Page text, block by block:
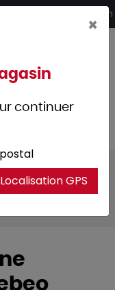
retrait 2h en magasin
×
continuer
Localisation GPS